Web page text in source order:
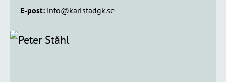
E-post: info@karlstadgk.se